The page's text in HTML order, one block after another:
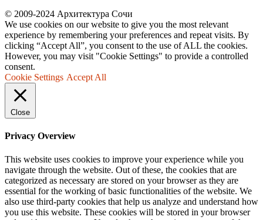
© 2009-2024 Архитектура Сочи
We use cookies on our website to give you the most relevant
experience by remembering your preferences and repeat visits. By
clicking “Accept All”, you consent to the use of ALL the cookies.
However, you may visit "Cookie Settings" to provide a controlled
consent.
Cookie Settings Accept All
Close
Privacy Overview
This website uses cookies to improve your experience while you
navigate through the website. Out of these, the cookies that are
categorized as necessary are stored on your browser as they are
essential for the working of basic functionalities of the website. We
also use third-party cookies that help us analyze and understand how
you use this website. These cookies will be stored in your browser